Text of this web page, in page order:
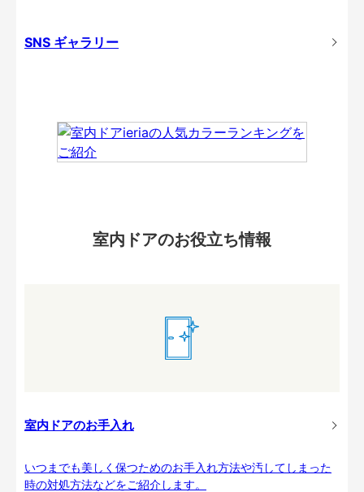
SNS ギャラリー
室内ドアのお役立ち情報
室内ドアのお手入れ
いつまでも美しく保つためのお手入れ方法や汚してしまった
時の対処方法などをご紹介します。